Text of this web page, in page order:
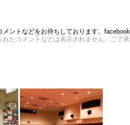
ントなどをお待ちしております。
たコメントなどは表示されません。ご了承